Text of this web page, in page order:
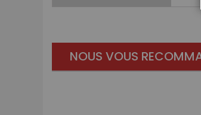
NOUS VOUS